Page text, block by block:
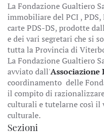
La Fondazione Gualtiero
immobiliare del PCI ,
carte PDS-DS, prodotte
e dei vari segretari che si
tutta la Provincia di
La Fondazione Gualtiero
avviato dall'Associazione
coordinamento delle
il compito di
culturali e tutelarne così il
culturale.
Sezioni